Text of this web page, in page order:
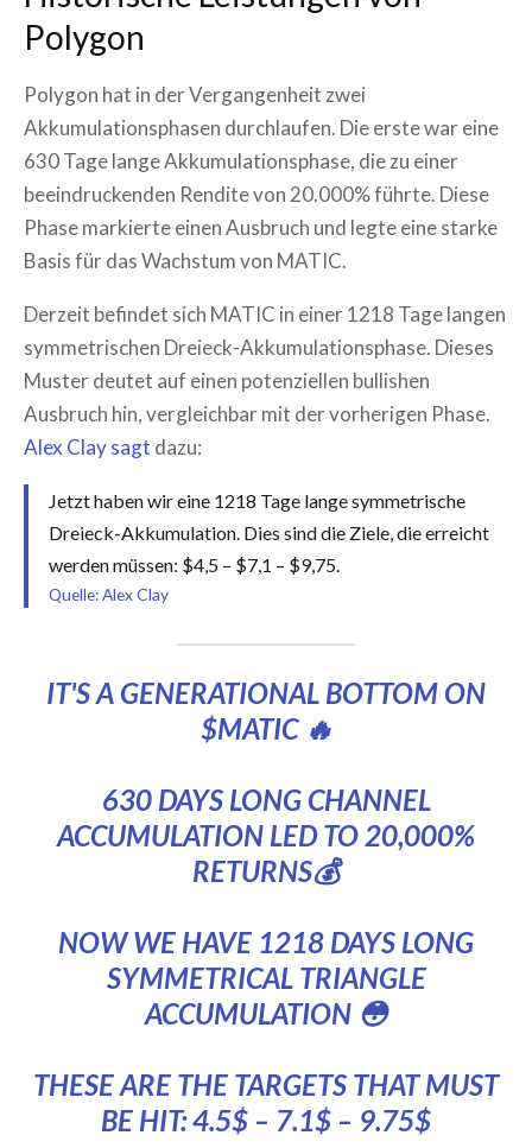
Polygon
Polygon hat in der Vergangenheit zwei
Akkumulationsphasen durchlaufen. Die erste war eine
630 Tage lange Akkumulationsphase, die zu einer
beeindruckenden Rendite von 20.000% führte. Diese
Phase markierte einen Ausbruch und legte eine starke
Basis für das Wachstum von MATIC.
Derzeit befindet sich MATIC in einer 1218 Tage langen
symmetrischen Dreieck-Akkumulationsphase. Dieses
Muster deutet auf einen potenziellen bullishen
Ausbruch hin, vergleichbar mit der vorherigen Phase.
Alex Clay sagt dazu:
Jetzt haben wir eine 1218 Tage lange symmetrische
Dreieck-Akkumulation. Dies sind die Ziele, die erreicht
werden müssen: $4,5 – $7,1 – $9,75.
Quelle: Alex Clay
IT'S A GENERATIONAL BOTTOM ON
$MATIC🔥
630 DAYS LONG CHANNEL
ACCUMULATION LED TO 20,000%
RETURNS💰
NOW WE HAVE 1218 DAYS LONG
SYMMETRICAL TRIANGLE
ACCUMULATION 😳
THESE ARE THE TARGETS THAT MUST
BE HIT: 4.5$ – 7.1$ – 9.75$